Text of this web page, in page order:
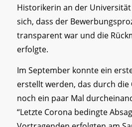
Historikerin an der
sich, dass der
transparent war und die
erfolgte.
Im September konnte ein
erstellt werden, das durch die
noch ein paar Mal
“Letzte Corona bedingte